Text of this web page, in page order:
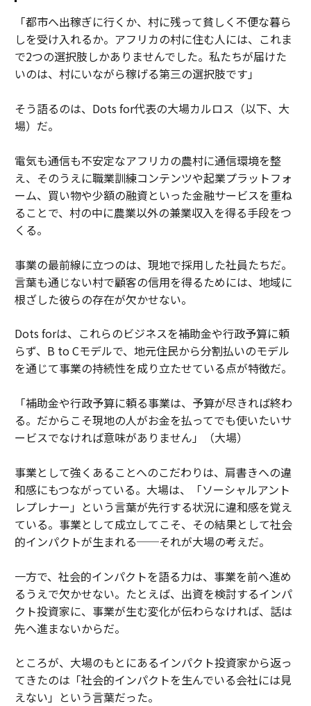
「都市へ出稼ぎに行くか、村に残って貧しく不便な暮ら
しを受け入れるか。アフリカの村に住む人には、これま
で2つの選択肢しかありませんでした。私たちが届けた
いのは、村にいながら稼げる第三の選択肢です」
そう語るのは、Dots for代表の大場カルロス（以下、大
場）だ。
電気も通信も不安定なアフリカの農村に通信環境を整
え、そのうえに職業訓練コンテンツや起業プラットフォ
ーム、買い物や少額の融資といった金融サービスを重ね
ることで、村の中に農業以外の兼業収入を得る手段をつ
くる。
事業の最前線に立つのは、現地で採用した社員たちだ。
言葉も通じない村で顧客の信用を得るためには、地域に
根ざした彼らの存在が欠かせない。
Dots forは、これらのビジネスを補助金や行政予算に頼
らず、B to Cモデルで、地元住民から分割払いのモデル
を通じて事業の持続性を成り立たせている点が特徴だ。
「補助金や行政予算に頼る事業は、予算が尽きれば終わ
る。だからこそ現地の人がお金を払ってでも使いたいサ
ービスでなければ意味がありません」（大場）
事業として強くあることへのこだわりは、肩書きへの違
和感にもつながっている。大場は、「ソーシャルアント
レプレナー」という言葉が先行する状況に違和感を覚え
ている。事業として成立してこそ、その結果として社会
的インパクトが生まれる──それが大場の考えだ。
一方で、社会的インパクトを語る力は、事業を前へ進め
るうえで欠かせない。たとえば、出資を検討するインパ
クト投資家に、事業が生む変化が伝わらなければ、話は
先へ進まないからだ。
ところが、大場のもとにあるインパクト投資家から返っ
てきたのは「社会的インパクトを生んでいる会社には見
えない」という言葉だった。